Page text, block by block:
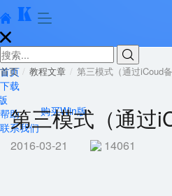
  


首页
下载
购买Win版
帮助
联系我们
首页 教程文章 第三模式（通过iCoud
第三模式（通过
2016-03-21 14061